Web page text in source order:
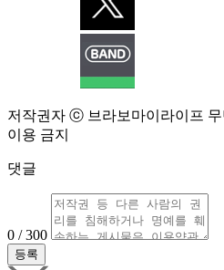
저작권자 ⓒ 브라보마이라이프
이용 금지
댓글
0 / 300